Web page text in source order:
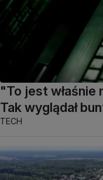
"To jest właśnie
Tak wyglądał
TECH